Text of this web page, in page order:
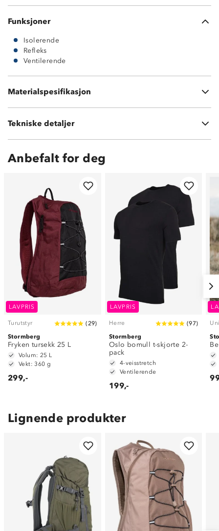
Funksjoner
Isolerende
Refleks
Ventilerende
Materialspesifikasjon
100 % polyester
Tekniske detaljer
Volum: 40 L
Anbefalt for deg
LAVPRIS
Turutstyr ( 29)
Stormberg
Fryken tursekk 25 L
Volum: 25 L
Vekt: 360 g
299,-
LAVPRIS
Herre (97)
Stormberg
Oslo bomull t-skjorte 2-
pack
4-veisstretch
Ventilerende
199,-
Lignende produkter